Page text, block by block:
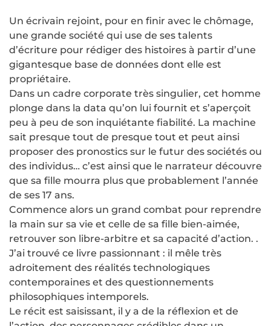
Un écrivain rejoint, pour en finir avec le chômage,
une grande société qui use de ses talents
d’écriture pour rédiger des histoires à partir d’une
gigantesque base de données dont elle est
propriétaire.
Dans un cadre corporate très singulier, cet homme
plonge dans la data qu’on lui fournit et s’aperçoit
peu à peu de son inquiétante fiabilité. La machine
sait presque tout de presque tout et peut ainsi
proposer des pronostics sur le futur des sociétés ou
des individus… c’est ainsi que le narrateur découvre
que sa fille mourra plus que probablement l’année
de ses 17 ans.
Commence alors un grand combat pour reprendre
la main sur sa vie et celle de sa fille bien-aimée,
retrouver son libre-arbitre et sa capacité d’action. .
J’ai trouvé ce livre passionnant : il mêle très
adroitement des réalités technologiques
contemporaines et des questionnements
philosophiques intemporels.
Le récit est saisissant, il y a de la réflexion et de